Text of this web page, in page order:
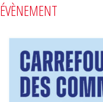
ÉVÈNEMENT